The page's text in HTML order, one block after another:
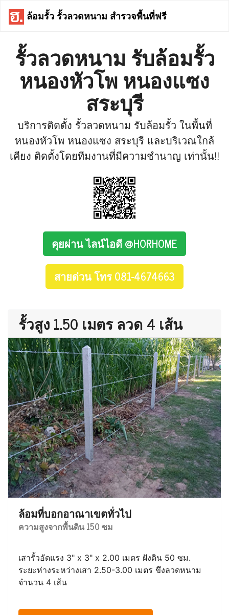
ล้อมรั้ว รั้วลวดหนาม สำรวจพื้นที่ฟรี
รั้วลวดหนาม รับล้อมรั้ว
หนองหัวโพ หนองแซง
สระบุรี
บริการติดตั้ง รั้วลวดหนาม รับล้อมรั้ว ในพื้นที่
หนองหัวโพ หนองแซง สระบุรี และบริเวณใกล้
เคียง ติดตั้งโดยทีมงานที่มีความชำนาญ เท่านั้น!!
คุยผ่าน ไลน์ไอดี @HORHOME
สายด่วน โทร 081-4674663
รั้วสูง 1.50 เมตร ลวด 4 เส้น
ล้อมที่บอกอาณาเขตทั่วไป
ความสูงจากพื้นดิน 150 ซม
เสารั้วอัดแรง 3" x 3" x 2.00 เมตร ฝังดิน 50 ซม.
ระยะห่างระหว่างเสา 2.50-3.00 เมตร ขึงลวดหนาม
จำนวน 4 เส้น